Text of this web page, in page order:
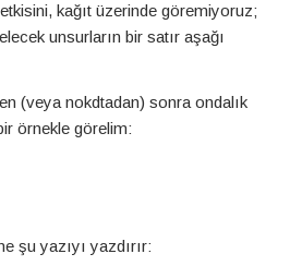
kağıt üzerinde göremiyoruz;
unsurların bir satır aşağı
(veya nokdtadan) sonra ondalık
örnekle görelim:
şu yazıyı yazdırır: